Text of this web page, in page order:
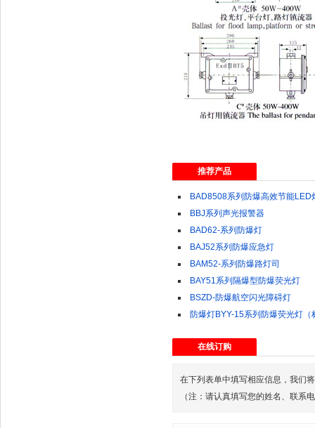
推荐产品
BAD8508系列防爆高效节能LED
BBJ系列声光报警器
BAD62-系列防爆灯
BAJ52系列防爆应急灯
BAM52-系列防爆路灯司
BAY51系列隔爆型防爆荧光灯
BSZD-防爆航空闪光障碍灯
防爆灯BYY-15系列防爆荧光灯（标
在线订购
在下列表单中填写相应信息，我们
（注：请认真填写您的姓名、联系